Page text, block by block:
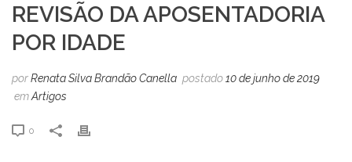
REVISÃO DA APOSENTADORIA
POR IDADE
porRenata Silva Brandão Canella postado 10 de junho de 2019
emArtigos
0